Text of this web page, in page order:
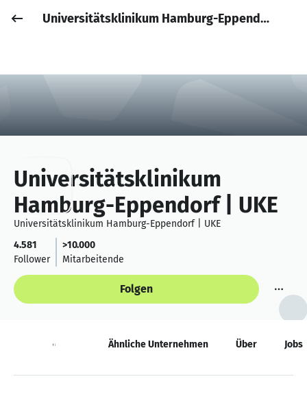
Anmelden
Job posten
Universitätsklinikum Hamburg-Eppendorf | UKE
Universitätsklinikum
Hamburg-Eppendorf | UKE
Universitätsklinikum Hamburg-Eppendorf | UKE
4.581
Follower
>10.000
Mitarbeitende
Folgen
Neuigkeiten Ähnliche Unternehmen Über Jobs